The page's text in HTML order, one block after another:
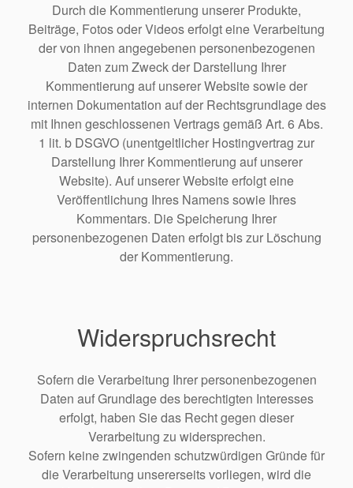
Durch die Kommentierung unserer Produkte,
Beiträge, Fotos oder Videos erfolgt eine Verarbeitung
der von ihnen angegebenen personenbezogenen
Daten zum Zweck der Darstellung Ihrer
Kommentierung auf unserer Website sowie der
internen Dokumentation auf der Rechtsgrundlage des
mit Ihnen geschlossenen Vertrags gemäß Art. 6 Abs.
1 lit. b DSGVO (unentgeltlicher Hostingvertrag zur
Darstellung Ihrer Kommentierung auf unserer
Website). Auf unserer Website erfolgt eine
Veröffentlichung Ihres Namens sowie Ihres
Kommentars. Die Speicherung Ihrer
personenbezogenen Daten erfolgt bis zur Löschung
der Kommentierung.
Widerspruchsrecht
Sofern die Verarbeitung Ihrer personenbezogenen
Daten auf Grundlage des berechtigten Interesses
erfolgt, haben Sie das Recht gegen dieser
Verarbeitung zu widersprechen.
Sofern keine zwingenden schutzwürdigen Gründe für
die Verarbeitung unsererseits vorliegen, wird die